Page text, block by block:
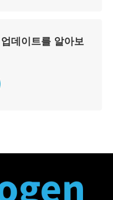
데이트를 알아보